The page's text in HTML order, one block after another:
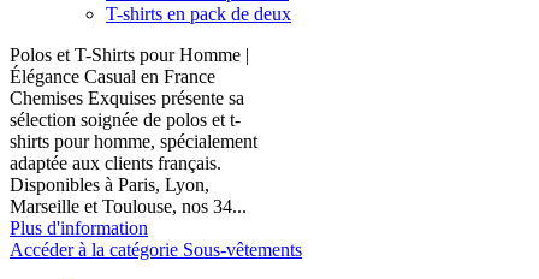
T-shirts en pack de deux
Polos et T-Shirts pour Homme |
Élégance Casual en France
Chemises Exquises présente sa
sélection soignée de polos et t-
shirts pour homme, spécialement
adaptée aux clients français.
Disponibles à Paris, Lyon,
Marseille et Toulouse, nos 34...
Plus d'information
Accéder à la catégorie Sous-vêtements